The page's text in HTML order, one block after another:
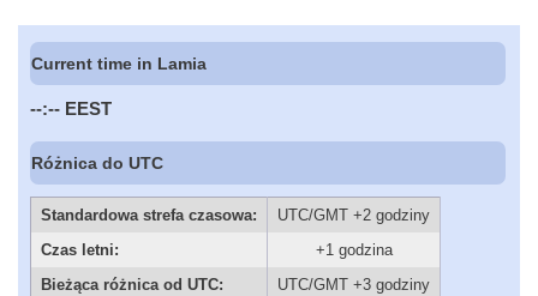
Current time in Lamia
--:-- EEST
Różnica do UTC
Standardowa strefa czasowa:
UTC/GMT +2 godziny
Czas letni:
+1 godzina
Bieżąca różnica od UTC:
UTC/GMT +3 godziny